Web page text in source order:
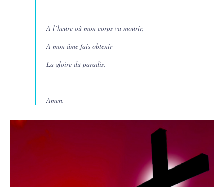
A l’heure où mon corps va mourir,
A mon âme fais obtenir
La gloire du paradis.
Amen.